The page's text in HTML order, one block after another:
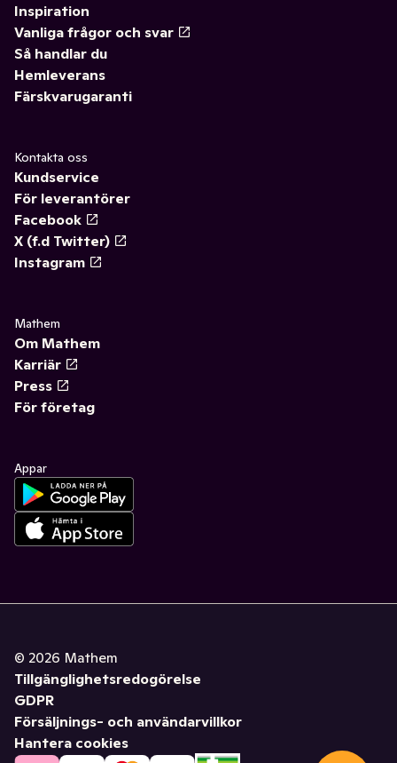
Inspiration
Vanliga frågor och svar
Så handlar du
Hemleverans
Färskvarugaranti
Kontakta oss
Kundservice
För leverantörer
Facebook
X (f.d Twitter)
Instagram
Mathem
Om Mathem
Karriär
Press
För företag
Appar
© 2026 Mathem
Tillgänglighetsredogörelse
GDPR
Försäljnings- och användarvillkor
Hantera cookies